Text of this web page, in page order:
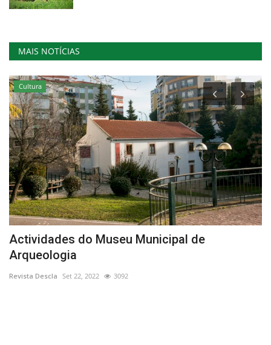
MAIS NOTÍCIAS
Cultura
Actividades do Museu Municipal de
Arqueologia
Revista Descla Set 22, 2022 3092